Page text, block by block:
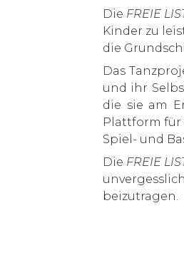
Die FREIE
Kinder zu
die
Das
und ihr
die sie am
Plattform für
Spiel- und
Die FREIE
beizutragen.